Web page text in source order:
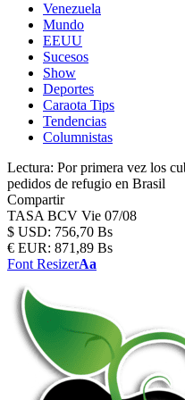
Venezuela
Mundo
EEUU
Sucesos
Show
Deportes
Caraota Tips
Tendencias
Columnistas
Lectura: Por primera vez los
pedidos de refugio en Brasil
Compartir
TASA BCV Vie 07/08
$ USD: 756,70 Bs
€ EUR: 871,89 Bs
Font ResizerAa